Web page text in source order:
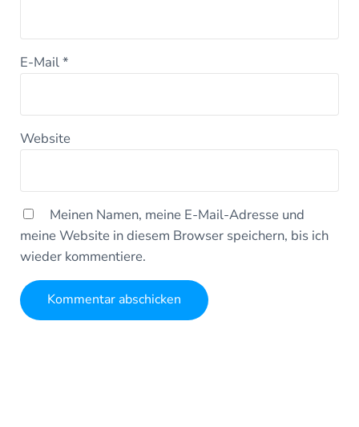
E-Mail*
Website
Meinen Namen, meine E-Mail-Adresse und
meine Website in diesem Browser speichern, bis ich
wieder kommentiere.